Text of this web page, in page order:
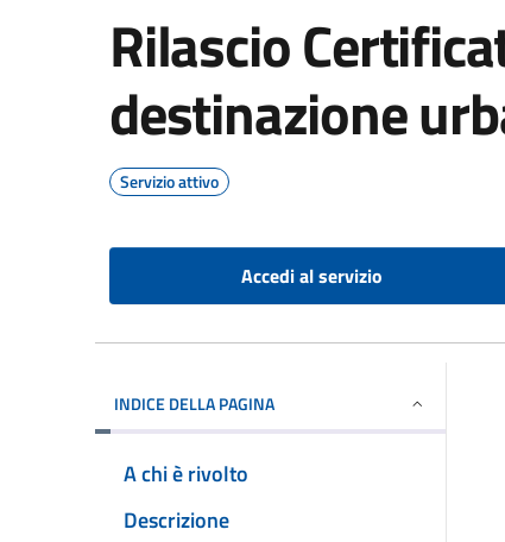
Rilascio
destinazione
Servizio attivo
Accedi al servizio
INDICE DELLA PAGINA
A chi è rivolto
Descrizione